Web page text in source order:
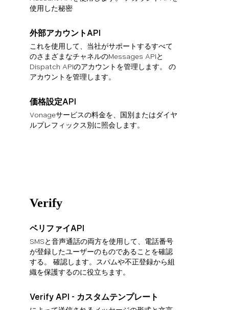
使用した秘密
外部アカウントAPI
これを使用して、当社がサポートするすべて
のさまざまなチャネルのMessages APIと
Dispatch APIのアカウントを管理します。 の
アカウントを管理します。
価格設定API
Vonageサービスの料金を、国別またはダイヤ
ルプレフィックス別に照会します。
Verify
ベリファイAPI
SMSと音声通話の両方を使用して、電話番号
が登録したユーザーのものであることを確認
する。 確認します。スパムや不正登録から組
織を保護するのに役立ちます。
Verify API - カスタムテンプレート